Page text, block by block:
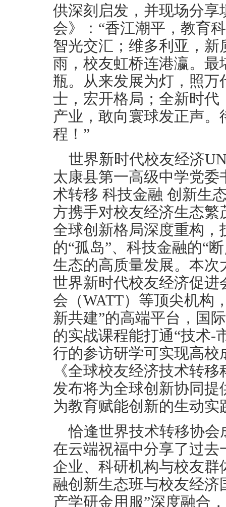
供深刻启发，并现场分享
会》：“香江潮平，教育
智光交汇；维多利亚，
雨，校友虹桥连港瀛。
瓶。从来发展为灯，照
士，宏开格局；全新时
产业，敢向寰球发正声
程！”
世界新时代校友经济
太康县第一高级中学党
术转移 科技金融 创新生
方携手对校友经济生态
全球创新格局深度重构，
的“孤岛”、科技金融的“
生态的高质量发展。本次
世界新时代校友经济促进
会（WATT）等顶尖机构
新共建”的高端平台，国
的实战课程能打通“技术-
行的参访研学可实现高
《全球校友经济技术转
发布将为全球创新协同提
为教育赋能创新的生动实
恰逢世界技术转移协
在云端祝福中分享了过
企业、科研机构与校友
融创新生态班与校友经济
产学研金用服”深度融合